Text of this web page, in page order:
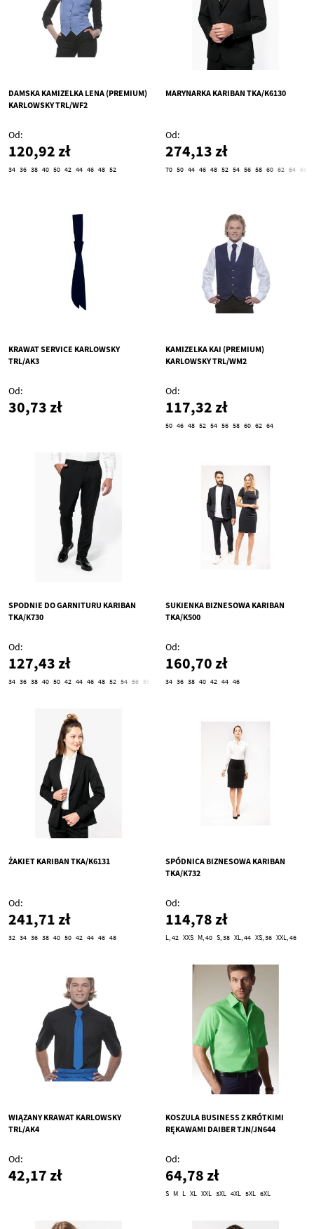
DAMSKA KAMIZELKA LENA (PREMIUM)
KARLOWSKY TRL/WF2
Od
120,92 zł
34 36 38 40 50 42 44 46 48 52
MARYNARKA KARIBAN TKA/K6130
Od
274,13 zł
70 50 44 46 48 52 54 56 58 60 62 64 66
KRAWAT SERVICE KARLOWSKY
TRL/AK3
Od
30,73 zł
KAMIZELKA KAI (PREMIUM)
KARLOWSKY TRL/WM2
Od
117,32 zł
50 46 48 52 54 56 58 60 62 64
SPODNIE DO GARNITURU KARIBAN
TKA/K730
Od
127,43 zł
34 36 38 40 50 42 44 46 48 52 54 56 58 62
SUKIENKA BIZNESOWA KARIBAN
TKA/K500
Od
160,70 zł
34 36 38 40 42 44 46
ŻAKIET KARIBAN TKA/K6131
Od
241,71 zł
32 34 36 38 40 50 42 44 46 48
SPÓDNICA BIZNESOWA KARIBAN
TKA/K732
Od
114,78 zł
L, 42 XXS M, 40 S, 38 XL, 44 XS, 36 XXL, 46
WIĄZANY KRAWAT KARLOWSKY
TRL/AK4
Od
42,17 zł
KOSZULA BUSINESS Z KRÓTKIMI
RĘKAWAMI DAIBER TJN/JN644
Od
64,78 zł
S M L XL XXL 3XL 4XL 5XL 6XL